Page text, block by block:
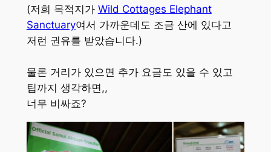
(저희 목적지가 Wild Cottages Elephant
Sanctuary여서 가까운데도 조금 산에 있다고
저런 권유를 받았습니다.)
물론 거리가 있으면 추가 요금도 있을 수 있고
팁까지 생각하면,,
너무 비싸죠?